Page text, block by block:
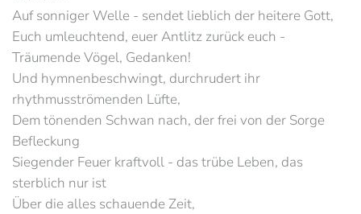
Auf sonniger Welle - sendet lieblich der heitere Gott,
Euch umleuchtend, euer Antlitz zurück euch -
Träumende Vögel, Gedanken!
Und hymnenbeschwingt, durchrudert ihr
rhythmusströmenden Lüfte,
Dem tönenden Schwan nach, der frei von der Sorge
Befleckung
Siegender Feuer kraftvoll - das trübe Leben, das
sterblich nur ist
Über die alles schauende Zeit,